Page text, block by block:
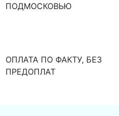
ПОДМОСКОВЬЮ
ОПЛАТА ПО ФАКТУ, БЕЗ
ПРЕДОПЛАТ